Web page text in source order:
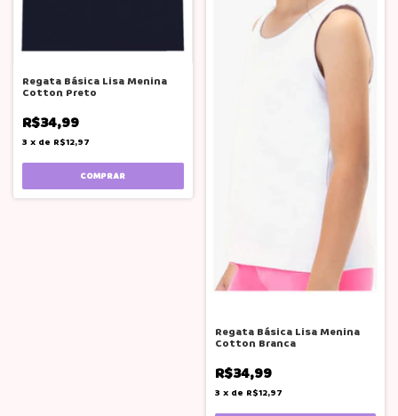
Regata Básica Lisa Menina
Cotton Preto
R$34,99
3 x de R$12,97
COMPRAR
Regata Básica Lisa Menina
Cotton Branca
R$34,99
3 x de R$12,97